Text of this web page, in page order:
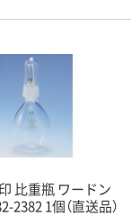
比重瓶 ワードン
2382 1個（直送品）